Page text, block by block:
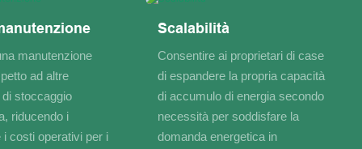
manutenzione
ad altre
stoccaggio
riducendo i
i costi operativi per i
Scalabilità
Consentire ai proprietari di case
di espandere la propria capacità
di accumulo di energia secondo
necessità per soddisfare la
domanda energetica in